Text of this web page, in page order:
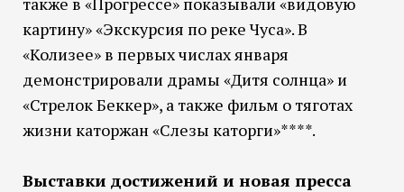
картину» «Экскурсия по реке Чуса». В
«Колизее» в первых числах января
демонстрировали драмы «Дитя солнца» и
«Стрелок Беккер», а также фильм о тяготах
жизни каторжан «Слезы каторги»****.
Выставки достижений и новая пресса